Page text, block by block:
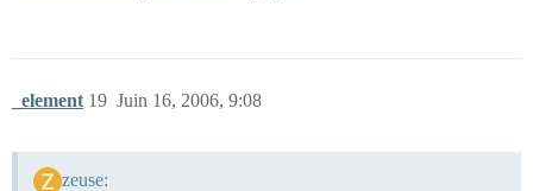
_element Juin 16, 2006, 9:08
19
zeuse: